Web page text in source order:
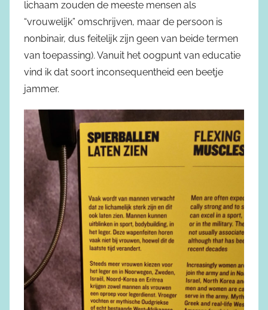
lichaam zouden de meeste mensen als
“vrouwelijk” omschrijven, maar de persoon is
nonbinair, dus feitelijk zijn geen van beide termen
van toepassing). Vanuit het oogpunt van educatie
vind ik dat soort inconsequentheid een beetje
jammer.